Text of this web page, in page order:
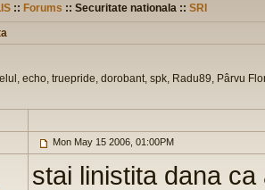
:: Forums :: Securitate nationala :: SRI
echo, truepride, dorobant, spk, Radu89, Pârvu
Mon May 15 2006, 01:00PM
stai linistita dana